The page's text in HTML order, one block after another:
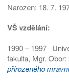
Narozen: 18. 7.
VŠ vzdělání:
1990 – 1997
fakulta, Mgr.
přirozeného